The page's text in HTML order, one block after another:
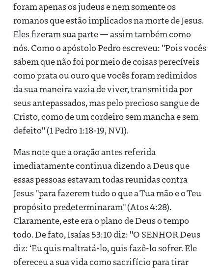
foram apenas os judeus e nem somente os
romanos que estão implicados na morte de Jesus.
Eles fizeram sua parte — assim também como
nós. Como o apóstolo Pedro escreveu: "Pois vocês
sabem que não foi por meio de coisas perecíveis
como prata ou ouro que vocês foram redimidos
da sua maneira vazia de viver, transmitida por
seus antepassados, mas pelo precioso sangue de
Cristo, como de um cordeiro sem mancha e sem
defeito" (1 Pedro 1:18-19, NVI).
Mas note que a oração antes referida
imediatamente continua dizendo a Deus que
essas pessoas estavam todas reunidas contra
Jesus "para fazerem tudo o que a Tua mão e o Teu
propósito predeterminaram" (Atos 4:28).
Claramente, este era o plano de Deus o tempo
todo. De fato, Isaías 53:10 diz: "O SENHOR Deus
diz: ‘Eu quis maltratá-lo, quis fazê-lo sofrer. Ele
ofereceu a sua vida como sacrifício para tirar